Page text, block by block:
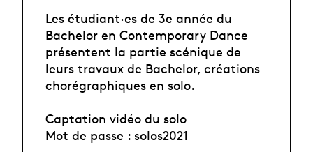
Les étudiant·es de 3e année du
Bachelor en Contemporary Dance
présentent la partie scénique de
leurs travaux de Bachelor, créations
chorégraphiques en solo.
Captation vidéo du solo
Mot de passe : solos2021